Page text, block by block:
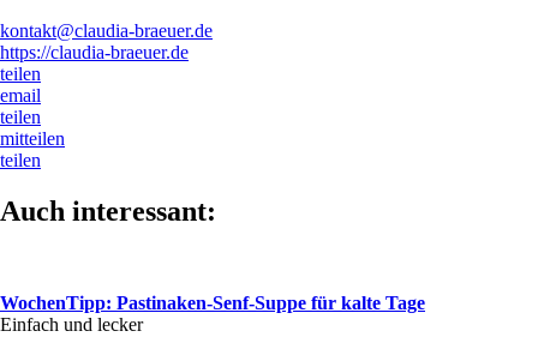
kontakt@claudia-braeuer.de
https://claudia-braeuer.de
teilen
email
teilen
mitteilen
teilen
Auch interessant:
WochenTipp: Pastinaken-Senf-Suppe für kalte Tage
Einfach und lecker